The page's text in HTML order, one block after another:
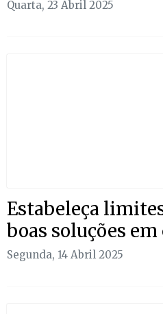
Quarta, 23 Abril 2025
Estabeleça
boas soluções
Segunda, 14 Abril 2025